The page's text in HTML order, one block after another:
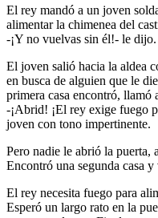
El rey mandó a un joven
alimentar la chimenea del
-¡Y no vuelvas sin él!- le dijo.
El joven salió hacia la aldea
en busca de alguien que le
primera casa encontró, llamó
-¡Abrid! ¡El rey exige fuego
joven con tono impertinente.
Pero nadie le abrió la puerta,
Encontró una segunda casa
El rey necesita fuego para
Esperó un largo rato en la